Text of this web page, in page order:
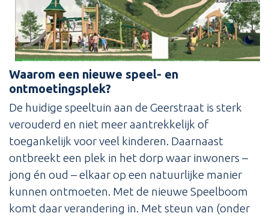
Waarom een nieuwe speel- en
ontmoetingsplek?
De huidige speeltuin aan de Geerstraat is sterk
verouderd en niet meer aantrekkelijk of
toegankelijk voor veel kinderen. Daarnaast
ontbreekt een plek in het dorp waar inwoners –
jong én oud – elkaar op een natuurlijke manier
kunnen ontmoeten. Met de nieuwe Speelboom
komt daar verandering in. Met steun van (onder